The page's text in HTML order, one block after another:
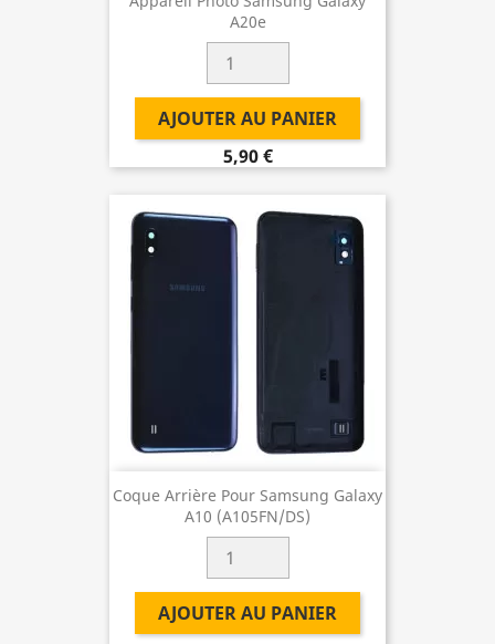
A20e
AJOUTER AU PANIER
5,90 €
Coque Arrière Pour Samsung Galaxy
A10 (A105FN/DS)
AJOUTER AU PANIER